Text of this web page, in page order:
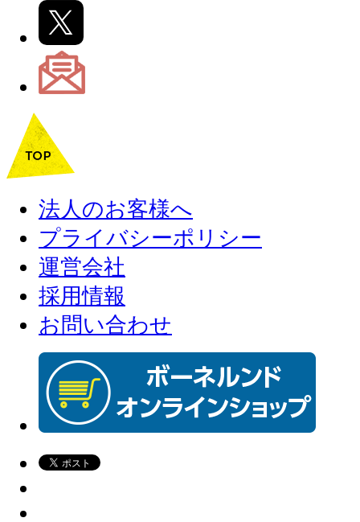
法人のお客様へ
プライバシーポリシー
運営会社
採用情報
お問い合わせ